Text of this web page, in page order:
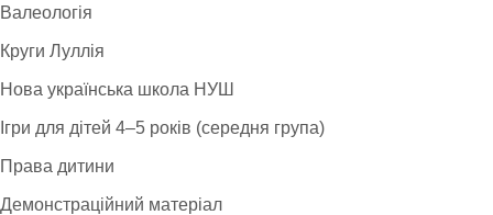
Валеологія
Круги Луллія
Нова українська школа НУШ
Ігри для дітей 4–5 років (середня група)
Права дитини
Демонстраційний матеріал